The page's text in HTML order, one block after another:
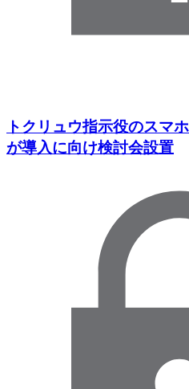
トクリュウ指示役のスマ
が導入に向け検討会設置